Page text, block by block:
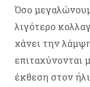
Όσο
λιγότερο
χάνει την
επιταχύνονται
έκθεση στον